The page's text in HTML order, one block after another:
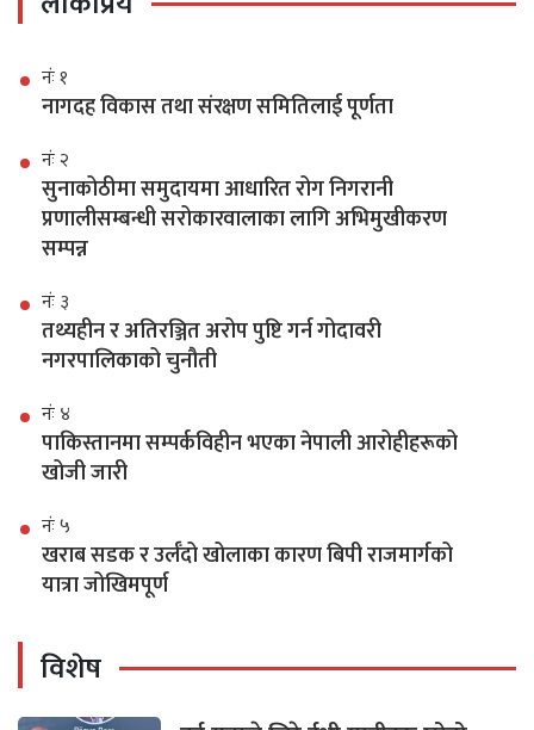
नंः १
नागदह विकास तथा संरक्षण समितिलाई पूर्णता
नंः २
सुनाकोठीमा समुदायमा आधारित रोग निगरानी
प्रणालीसम्बन्धी सरोकारवालाका लागि अभिमुखीकरण
सम्पन्न
नंः ३
तथ्यहीन र अतिरञ्जित अरोप पुष्टि गर्न गोदावरी
नगरपालिकाको चुनौती
नंः ४
पाकिस्तानमा सम्पर्कविहीन भएका नेपाली आरोहीहरूको
खोजी जारी
नंः ५
खराब सडक र उर्लँदो खोलाका कारण बिपी राजमार्गको
यात्रा जोखिमपूर्ण
विशेष